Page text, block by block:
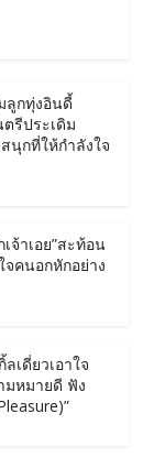
ลูกทุ่งอินดี้
รีประเดิม
สนุกที่ให้กำลังใจ
จ้าเอย”สะท้อน
คนอกหักอย่าง
เดี่ยวเอาใจ
มหมายดี ฟัง